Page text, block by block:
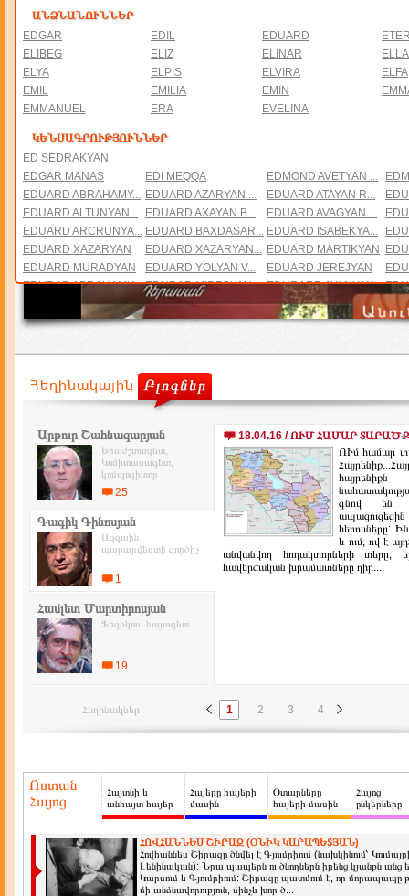
ԱՆՁՆԱՆՈՒՆՆԵՐ
EDGAR
EDIL EDUARD
ELIBEG
ELIZ ELINAR
ELYA
ELPIS ELVIRA
ELFA
EMIL
EMILIA EMIN
EMMANUEL
ERA EVELINA
ԿԵՆՍԱԳՐՈՒԹՅՈՒՆՆԵՐ
ED SEDRAKYAN
EDGAR MANAS
EDI MEQQA EDMOND AVETYAN ...
EDUARD ABRAHAMY... EDUARD AZARYAN ... EDUARD ATAYAN R...
EDUARD ALTUNYAN...
EDUARD AXAYAN B... EDUARD AVAGYAN ...
EDUARD ARCRUNYA... EDUARD BAXDASAR... EDUARD ISABEKYA...
EDUARD XAZARYAN
EDUARD XAZARYAN... EDUARD MARTIKYAN
EDUARD MURADYAN
EDUARD YOLYAN V... EDUARD JEREJYAN
EDURAD ABRAHAMY... EDURAD MIRZOYAN EDURARD AYANYAN...
EDVARD ABGARYAN... EDVARD TOSUNYAN... ETEL MANOIELYAN
ELIZABET DIRAN
ELIS GANGOLFI ELMIRA AMROYAN ...
EMIL GABRIELYAN...
EMIL GAZAZ - MA... EMIN XACHATRYAN...
EMMA KOSTANDYAN... ENT@NI MIRAQYAN
ENRIKO APRIAMOV
ERNEST DERVISHYAN
ԸՆԹԱՑԻԿ ՏԵՍԱԳՐՈՒԹՅՈՒՆԸ
Արթուր Շահնազարյան
Երաժշտագետ,
Կոմիտասագետ,
կոմպոզիտոր
25
18.04.16 / ՈՒՄ ՀԱՄԱՐ ՏԱՐԱԾՔ
ՈՒմ համար
գնով են
հերոսները:
և ում, ով է
անվանվող հողակտորների տերը,
հավերժական խրամատները դիր...
Գագիկ Գինոսյան
Ազգաին
պարարվեստի գործիչ
1
Համլետ Մարտիրոսյան
Ֆիզիկոս, հայագետ
19
Հեղինակներ 1 2 3 4
Ոստան
Հայոց
Հայտնի և
անհայտ հայեր
Հայերը հայերի
մասին
Օտարները
հայերի մասին
Հայոց
ընկերները
ՀՈՎՀԱՆՆԵՍ ՇԻՐԱԶ (ՕՆԻԿ ԿԱՐԱՊԵՏՅԱՆ)
Հովհաննես Շիրազը ծնվել է Գյումրիում (նախկինում՝
Լենինական): Նրա պապերն ու ծնողներն իրենց կյանքն անց
Կարսում և Գյումրիում: Շիրազը պատմում է, որ մորապապը
մի անձնավորություն, մինչև խոր ծ...